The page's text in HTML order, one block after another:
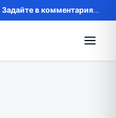
Задайте в комментариях — ответим!